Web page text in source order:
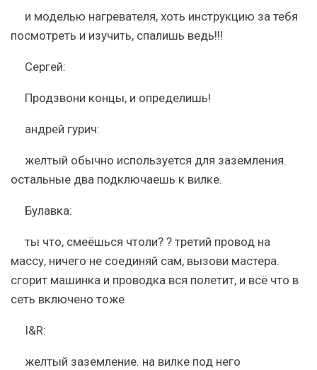
и моделью нагревателя, хоть инструкцию за тебя
посмотреть и изучить, спалишь ведь!!!
Сергей:
Продзвони концы, и определишь!
андрей гурич:
желтый обычно используется для заземления.
остальные два подключаешь к вилке.
Булавка:
ты что, смеёшься чтоли? ? третий провод на
массу, ничего не соединяй сам, вызови мастера.
сгорит машинка и проводка вся полетит, и всё что в
сеть включено тоже
I&R:
желтый заземление. на вилке под него